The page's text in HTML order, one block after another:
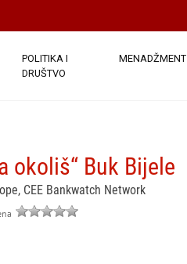
POLITIKA I
DRUŠTVO
MENADŽMENT
okoliš“ Buk Bijele
CEE Bankwatch Network